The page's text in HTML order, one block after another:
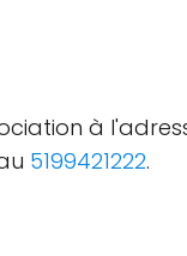
à
5199421222.